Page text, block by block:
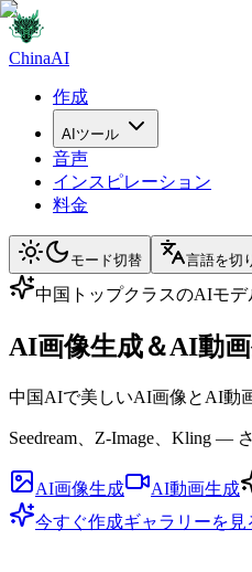
ChinaAI
作成
AIツール
音声
インスピレーション
料金
モード切替 言語を切
中国トップクラスのAIモデ
AI画像生成＆AI動
中国AIで美しいAI画像と AI動
Seedream Z-Image Kling — さ
AI画像生成 AI動画生成
今すぐ作成ギャラリーを見